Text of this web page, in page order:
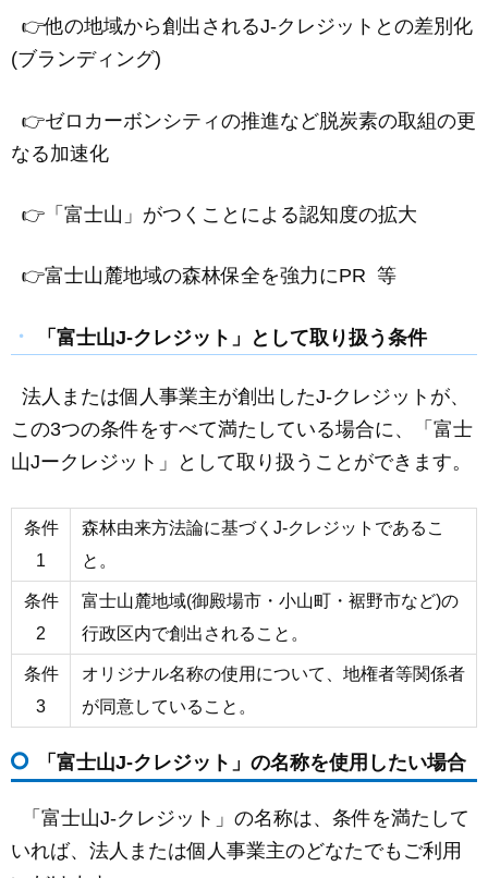
👉他の地域から創出されるJ-クレジットとの差別化
(ブランディング)
👉ゼロカーボンシティの推進など脱炭素の取組の更
なる加速化
👉「富士山」がつくことによる認知度の拡大
👉富士山麓地域の森林保全を強力にPR 等
「富士山J-クレジット」として取り扱う条件
法人または個人事業主が創出したJ-クレジットが、
この3つの条件をすべて満たしている場合に、「富士
山Jークレジット」として取り扱うことができます。
条件
1
森林由来方法論に基づくJ-クレジットであるこ
と。
条件
2
富士山麓地域(御殿場市・小山町・裾野市など)の
行政区内で創出されること。
条件
3
オリジナル名称の使用について、地権者等関係者
が同意していること。
「富士山J-クレジット」の名称を使用したい場合
「富士山J-クレジット」の名称は、条件を満たして
いれば、法人または個人事業主のどなたでもご利用